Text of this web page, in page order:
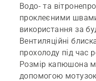
Водо- та
проклеєними
використання за
Вентиляційні
прохолоду під час
Розмір капюшона
допомогою мотузок